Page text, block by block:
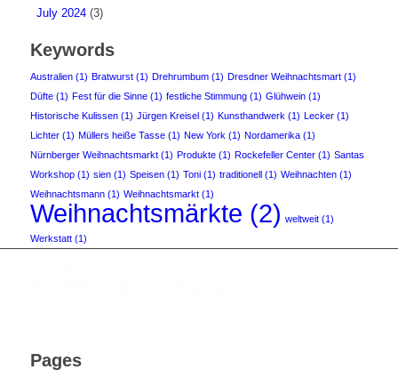
July 2024(3)
Keywords
Australien(1) Bratwurst(1) Drehrumbum(1) Dresdner Weihnachtsmart(1)
Düfte(1) Fest für die Sinne(1) festliche Stimmung(1) Glühwein(1)
Historische Kulissen(1) Jürgen Kreisel(1) Kunsthandwerk (1) Lecker(1)
Lichter(1) Müllers heiße Tasse(1) New York (1) Nordamerika(1)
Nürnberger Weihnachtsmarkt(1) Produkte(1) Rockefeller Center(1) Santas
Workshop(1) sien(1) Speisen(1) Toni(1) traditionell(1) Weihnachten(1)
Weihnachtsmann(1) Weihnachtsmarkt(1)
Weihnachtsmärkte (2) weltweit(1)
Werkstatt(1)
Pages